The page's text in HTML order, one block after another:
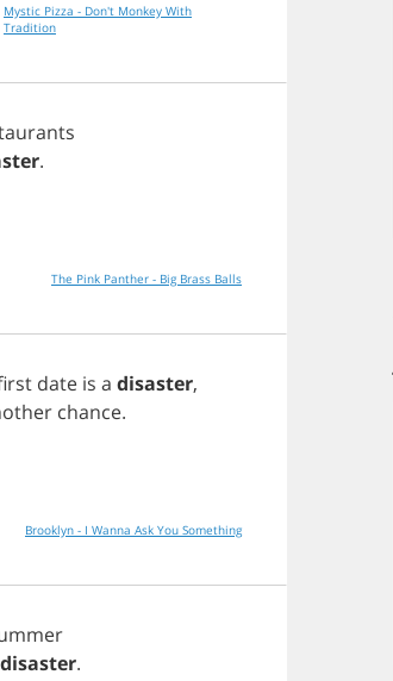
Mystic Pizza - Don't Monkey With
Tradition
.
The Pink Panther - Big Brass Balls
date is a disaster,
chance.
Brooklyn - I Wanna Ask You Something
disaster.